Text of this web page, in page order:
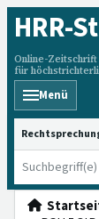
HRR-
Online-Zeitschrift
für
Menü
HRRS